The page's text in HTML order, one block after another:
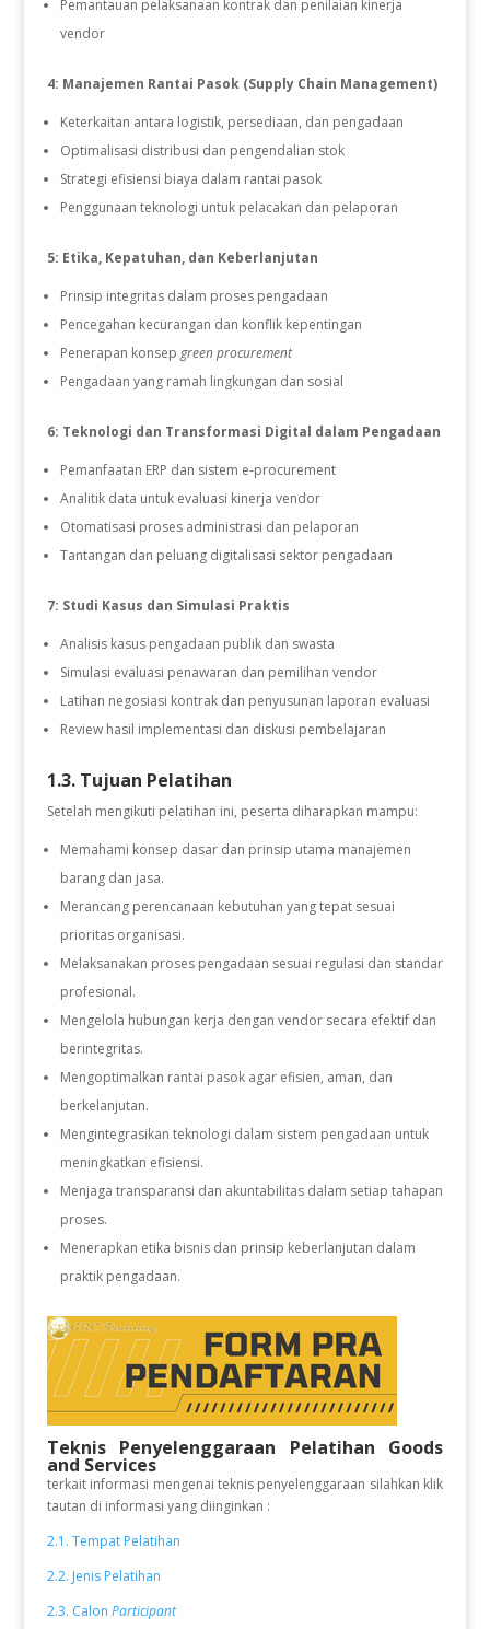
Pemantauan pelaksanaan kontrak dan penilaian kinerja
vendor
4: Manajemen Rantai Pasok (Supply Chain Management)
Keterkaitan antara logistik, persediaan, dan pengadaan
Optimalisasi distribusi dan pengendalian stok
Strategi efisiensi biaya dalam rantai pasok
Penggunaan teknologi untuk pelacakan dan pelaporan
5: Etika, Kepatuhan, dan Keberlanjutan
Prinsip integritas dalam proses pengadaan
Pencegahan kecurangan dan konflik kepentingan
Penerapan konsep green procurement
Pengadaan yang ramah lingkungan dan sosial
6: Teknologi dan Transformasi Digital dalam Pengadaan
Pemanfaatan ERP dan sistem e-procurement
Analitik data untuk evaluasi kinerja vendor
Otomatisasi proses administrasi dan pelaporan
Tantangan dan peluang digitalisasi sektor pengadaan
7: Studi Kasus dan Simulasi Praktis
Analisis kasus pengadaan publik dan swasta
Simulasi evaluasi penawaran dan pemilihan vendor
Latihan negosiasi kontrak dan penyusunan laporan evaluasi
Review hasil implementasi dan diskusi pembelajaran
1.3. Tujuan Pelatihan
Setelah mengikuti pelatihan ini, peserta diharapkan mampu:
Memahami konsep dasar dan prinsip utama manajemen
barang dan jasa.
Merancang perencanaan kebutuhan yang tepat sesuai
prioritas organisasi.
Melaksanakan proses pengadaan sesuai regulasi dan standar
profesional.
Mengelola hubungan kerja dengan vendor secara efektif dan
berintegritas.
Mengoptimalkan rantai pasok agar efisien, aman, dan
berkelanjutan.
Mengintegrasikan teknologi dalam sistem pengadaan untuk
meningkatkan efisiensi.
Menjaga transparansi dan akuntabilitas dalam setiap tahapan
proses.
Menerapkan etika bisnis dan prinsip keberlanjutan dalam
praktik pengadaan.
Teknis Penyelenggaraan Pelatihan Goods
and Services
terkait informasi mengenai teknis penyelenggaraan silahkan klik
tautan di informasi yang diinginkan :
2.1. Tempat Pelatihan
2.2. Jenis Pelatihan
2.3. Calon Participant